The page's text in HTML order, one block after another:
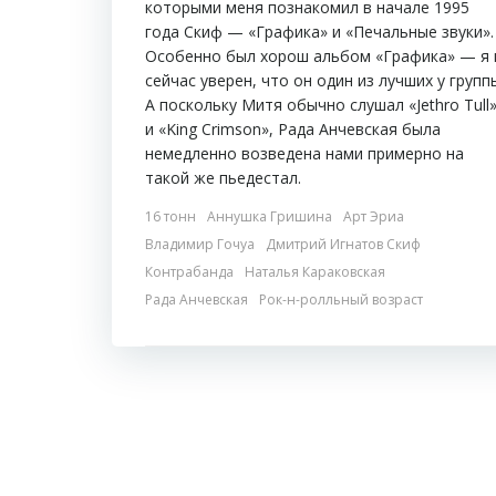
которыми меня познакомил в начале 1995
года Скиф — «Графика» и «Печальные звуки».
Особенно был хорош альбом «Графика» — я
сейчас уверен, что он один из лучших у
А поскольку Митя обычно слушал «Jethro Tull»
и «King Crimson», Рада Анчевская была
немедленно возведена нами примерно на
такой же пьедестал.
16 тонн Аннушка Гришина
Арт Эриа
Владимир Гочуа
Дмитрий Игнатов Скиф
Контрабанда
Наталья Караковская
Рада Анчевская
Рок-н-ролльный возраст